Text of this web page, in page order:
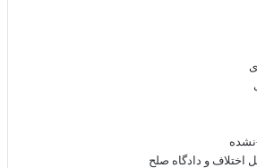
نشده
اختلاف و دادگاه صلح